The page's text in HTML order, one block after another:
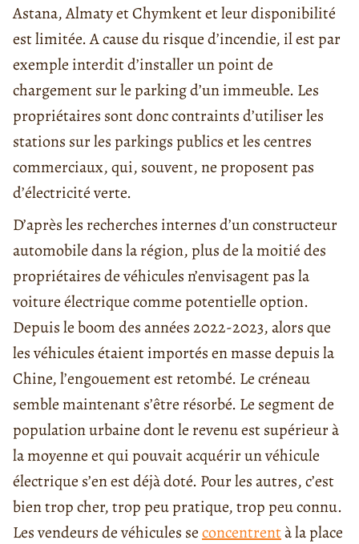
Astana, Almaty et Chymkent et leur disponibilité
est limitée. A cause du risque d’incendie, il est par
exemple interdit d’installer un point de
chargement sur le parking d’un immeuble. Les
propriétaires sont donc contraints d’utiliser les
stations sur les parkings publics et les centres
commerciaux, qui, souvent, ne proposent pas
d’électricité verte.
D’après les recherches internes d’un constructeur
automobile dans la région, plus de la moitié des
propriétaires de véhicules n’envisagent pas la
voiture électrique comme potentielle option.
Depuis le boom des années 2022-2023, alors que
les véhicules étaient importés en masse depuis la
Chine, l’engouement est retombé. Le créneau
semble maintenant s’être résorbé. Le segment de
population urbaine dont le revenu est supérieur à
la moyenne et qui pouvait acquérir un véhicule
électrique s’en est déjà doté. Pour les autres, c’est
bien trop cher, trop peu pratique, trop peu connu.
Les vendeurs de véhicules seconcentrentà la place